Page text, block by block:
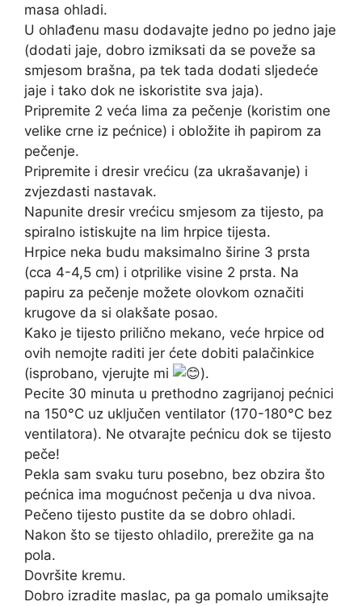
masa ohladi.
U ohlađenu masu dodavajte jedno po jedno jaje
(dodati jaje, dobro izmiksati da se poveže sa
smjesom brašna, pa tek tada dodati sljedeće
jaje i tako dok ne iskoristite sva jaja).
Pripremite 2 veća lima za pečenje (koristim one
velike crne iz pećnice) i obložite ih papirom za
pečenje.
Pripremite i dresir vrećicu (za ukrašavanje) i
zvjezdasti nastavak.
Napunite dresir vrećicu smjesom za tijesto, pa
spiralno istiskujte na lim hrpice tijesta.
Hrpice neka budu maksimalno širine 3 prsta
(cca 4-4,5 cm) i otprilike visine 2 prsta. Na
papiru za pečenje možete olovkom označiti
krugove da si olakšate posao.
Kako je tijesto prilično mekano, veće hrpice od
ovih nemojte raditi jer ćete dobiti palačinkice
(isprobano, vjerujte mi
).
Pecite 30 minuta u prethodno zagrijanoj pećnici
na 150°C uz uključen ventilator (170-180°C bez
ventilatora). Ne otvarajte pećnicu dok se tijesto
peče!
Pekla sam svaku turu posebno, bez obzira što
pećnica ima mogućnost pečenja u dva nivoa.
Pečeno tijesto pustite da se dobro ohladi.
Nakon što se tijesto ohladilo, prerežite ga na
pola.
Dovršite kremu.
Dobro izradite maslac, pa ga pomalo umiksajte